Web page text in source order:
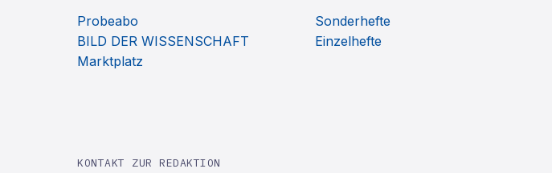
Probeabo
BILD DER WISSENSCHAFT
Marktplatz
Sonderhefte
Einzelhefte
KONTAKT ZUR REDAKTION